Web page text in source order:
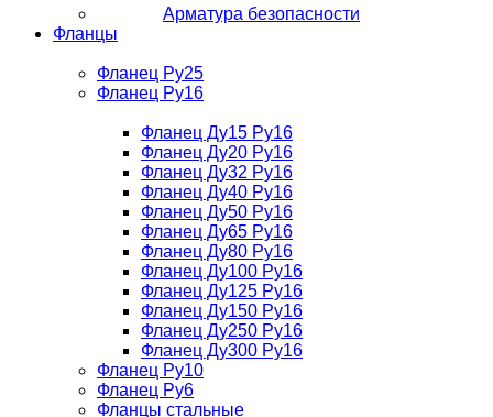
Арматура безопасности
Фланцы
Фланец Ру25
Фланец Ру16
Фланец Ду15 Ру16
Фланец Ду20 Ру16
Фланец Ду32 Ру16
Фланец Ду40 Ру16
Фланец Ду50 Ру16
Фланец Ду65 Ру16
Фланец Ду80 Ру16
Фланец Ду100 Ру16
Фланец Ду125 Ру16
Фланец Ду150 Ру16
Фланец Ду250 Ру16
Фланец Ду300 Ру16
Фланец Ру10
Фланец Ру6
Фланцы стальные